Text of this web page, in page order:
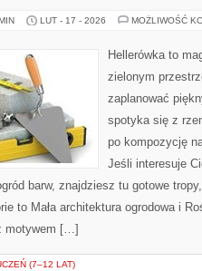
LUT - 17 - 2026 MOŻLIWOŚĆ
Hellerówka to
zielonym
zaplanować
spotyka się z
po kompozycję
Jeśli interesuje
barw, znajdziesz tu gotowe
to Mała architektura ogrodowa i
motywem […]
(7–12 LAT)